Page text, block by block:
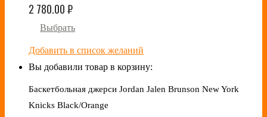
2 780.00₽
Выбрать
Добавить в список желаний
Вы добавили товар в корзину:
Баскетбольная джерси Jordan Jalen Brunson New York
Knicks Black/Orange